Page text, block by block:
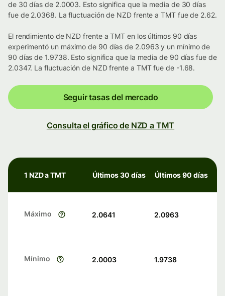
de 30 días de 2.0003. Esto significa que la media de 30 días
fue de 2.0368. La fluctuación de NZD frente a TMT fue de 2.62.
El rendimiento de NZD frente a TMT en los últimos 90 días
experimentó un máximo de 90 días de 2.0963 y un mínimo de
90 días de 1.9738. Esto significa que la media de 90 días fue de
2.0347. La fluctuación de NZD frente a TMT fue de -1.68.
Seguir tasas del mercado
Consulta el gráfico de NZD a TMT
1 NZD a TMT Últimos 30 días Últimos 90 días
Máximo 2.0641 2.0963
Mínimo 2.0003 1.9738